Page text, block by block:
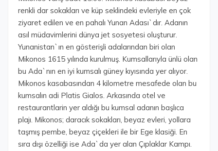
renkli dar sokakları ve küp seklindeki evleriyle en çok
ziyaret edilen ve en pahalı Yunan Adası`dır. Adanın
asıl müdavimlerini dünya jet sosyetesi oluşturur.
Yunanistan`ın en gösterişli adalarından biri olan
Mikonos 1615 yılında kurulmuş. Kumsallarıyla ünlü olan
bu Ada`nın en iyi kumsalı güney kıyısında yer alıyor.
Mikonos kasabasından 4 kilometre mesafede olan bu
kumsalın adi Platis Gialos. Arkasında otel ve
restaurantlarin yer aldığı bu kumsal adanın başlıca
plajı. Mikonos; daracık sokakları, beyaz evleri, yollara
taşmış pembe, beyaz çiçekleri ile bir Ege klasiği. En
sıra dışı özelliği ise Ada`da yer alan Çıplaklar Kampı.